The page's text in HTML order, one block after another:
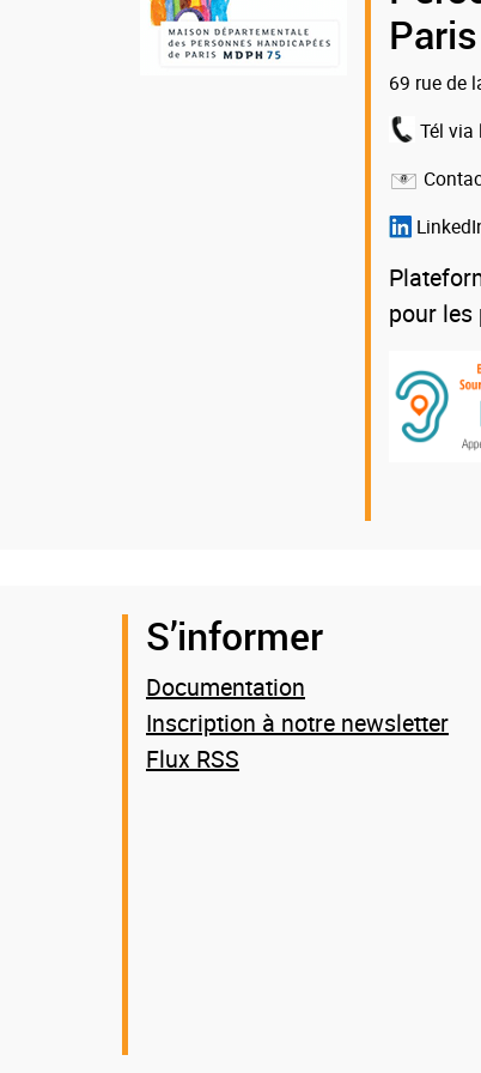
la
Paris
69 rue de
Tél via
pour les
S’informer
Documentation
Inscription à notre newsletter
Flux RSS